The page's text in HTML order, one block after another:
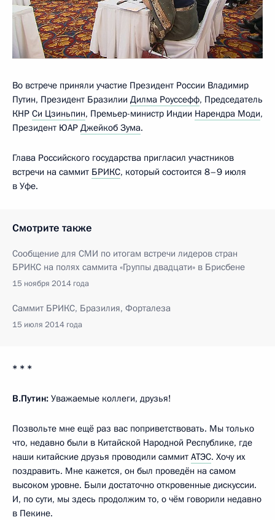
Во встрече приняли участие Президент России Владимир
Путин, Президент Бразилии Дилма Роуссефф, Председатель
КНР Си Цзиньпин, Премьер-министр Индии Нарендра Моди,
Президент ЮАР Джейкоб Зума.
Глава Российского государства пригласил участников
встречи на саммит БРИКС, который состоится 8–9 июля
в Уфе.
Смотрите также
Сообщение для СМИ по итогам встречи лидеров стран
БРИКС на полях саммита «Группы двадцати» в Брисбене
15 ноября 2014 года
Саммит БРИКС, Бразилия, Форталеза
15 июля 2014 года
* * *
В.Путин: Уважаемые коллеги, друзья!
Позвольте мне ещё раз вас поприветствовать. Мы только
что, недавно были в Китайской Народной Республике, где
наши китайские друзья проводили саммит АТЭС. Хочу их
поздравить. Мне кажется, он был проведён на самом
высоком уровне. Были достаточно откровенные дискуссии.
И, по сути, мы здесь продолжим то, о чём говорили недавно
в Пекине.